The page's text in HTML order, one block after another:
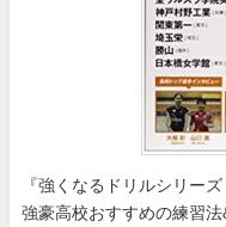
『強くなるドリルシリー
強豪高校おすすめの練習